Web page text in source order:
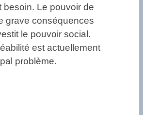
besoin. Le pouvoir de
grave conséquences
le pouvoir social.
est actuellement
problème.